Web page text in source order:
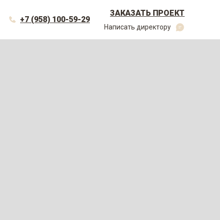
+7 (958) 100-59-29
ЗАКАЗАТЬ ПРОЕКТ
Написать директору